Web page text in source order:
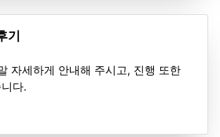
기
자세하게 안내해 주시고, 진행 또한
다.